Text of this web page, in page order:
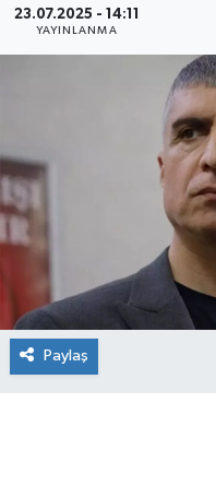
23.07.2025 - 14:11
YAYINLANMA
Paylaş